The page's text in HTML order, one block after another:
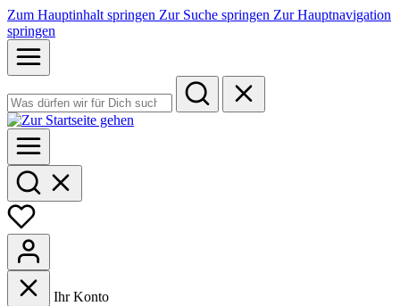
Zum Hauptinhalt springen Zur Suche springen Zur Hauptnavigation
springen
Ihr Konto